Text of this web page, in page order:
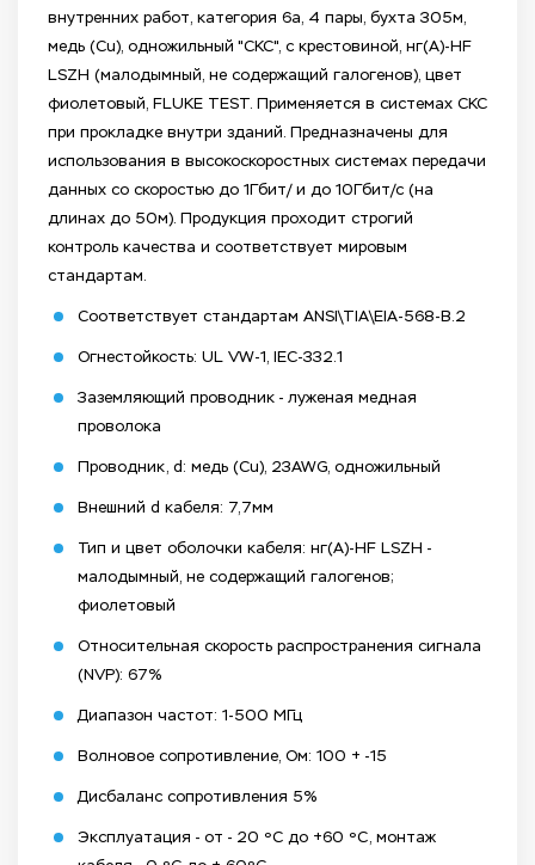
внутренних работ, категория 6a, 4 пары, бухта 305м,
медь (Сu), одножильный "СКС", с крестовиной, нг(А)-HF
LSZH (малодымный, не содержащий галогенов), цвет
фиолетовый, FLUKE TEST. Применяется в системах СКС
при прокладке внутри зданий. Предназначены для
использования в высокоскоростных системах передачи
данных со скоростью до 1Гбит/ и до 10Гбит/с (на
длинах до 50м). Продукция проходит строгий
контроль качества и соответствует мировым
стандартам.
Соответствует стандартам ANSI\TIA\EIA-568-B.2
Огнестойкость: UL VW-1, IEC-332.1
Заземляющий проводник - луженая медная
проволока
Проводник, d: медь (Cu), 23AWG, одножильный
Внешний d кабеля: 7,7мм
Тип и цвет оболочки кабеля: нг(А)-HF LSZH -
малодымный, не содержащий галогенов;
фиолетовый
Относительная скорость распространения сигнала
(NVP): 67%
Диапазон частот: 1-500 МГц
Волновое сопротивление, Ом: 100 + -15
Дисбаланс сопротивления 5%
Эксплуатация - от - 20 ºС до +60 ºС, монтаж